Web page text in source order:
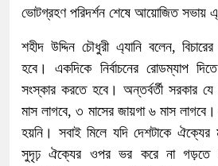
ভোটগ্রহণ পরিদর্শন শেষে আয়োজিত সভায়
শহীদ উদ্দিন চৌধুরী এ্যানি বলেন, বিচারের
হবে। একদিকে নির্বাচনের রোডম্যাপ
সংস্কার করতে হবে। অন্তর্বর্তী সরকার
মাস লাগবে, ৩ মাসের জায়গা ৬ মাস
হয়নি। সবাই মিলে যদি দেশটাকে ঐক্যের
সুদৃঢ় ঐক্যের ওপর ভর করে না গড়তে